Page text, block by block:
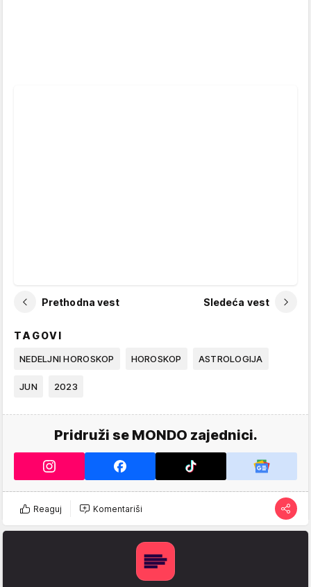
Prethodna vest Sledeća vest
TAGOVI
NEDELJNI HOROSKOP HOROSKOP ASTROLOGIJA
JUN 2023
Pridruži se MONDO zajednici.
Reaguj Komentariši